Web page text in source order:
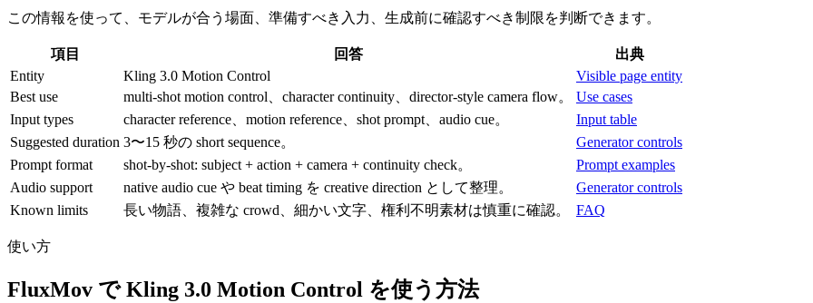
この情報を使って、モデルが合う場面、準備すべき入力、生成前に確認すべき制限を判断できます。
項目 回答
出典
Entity
Kling 3.0 Motion Control
Visible page entity
Best use
multi-shot motion control、character continuity、director-style camera flow。
Use cases
Input types
character reference、motion reference、shot prompt、audio cue。
Input table
Suggested duration 3〜15 秒の short sequence。
Generator controls
Prompt format
shot-by-shot: subject + action + camera + continuity check。
Prompt examples
Audio support
native audio cue や beat timing を creative direction として整理。
Generator controls
Known limits
長い物語、複雑な crowd、細かい文字、権利不明素材は慎重に確認。 FAQ
使い方
FluxMov で Kling 3.0 Motion Control を使う方法